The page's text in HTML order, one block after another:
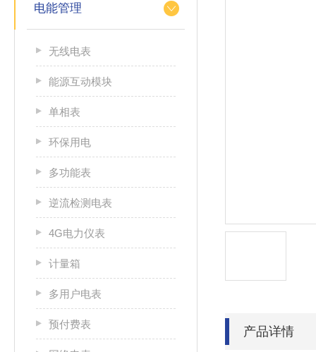
电能管理
无线电表
能源互动模块
单相表
环保用电
多功能表
逆流检测电表
4G电力仪表
计量箱
多用户电表
预付费表
产品详情